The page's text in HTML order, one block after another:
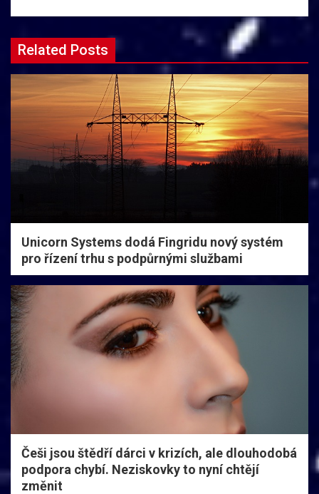
Related Posts
Unicorn Systems dodá Fingridu nový systém
pro řízení trhu s podpůrnými službami
Češi jsou štědří dárci v krizích, ale dlouhodobá
podpora chybí. Neziskovky to nyní chtějí
změnit